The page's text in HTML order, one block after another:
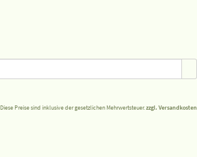
Diese Preise sind inklusive der gesetzlichen Mehrwertsteuer.zzgl. Versandkosten